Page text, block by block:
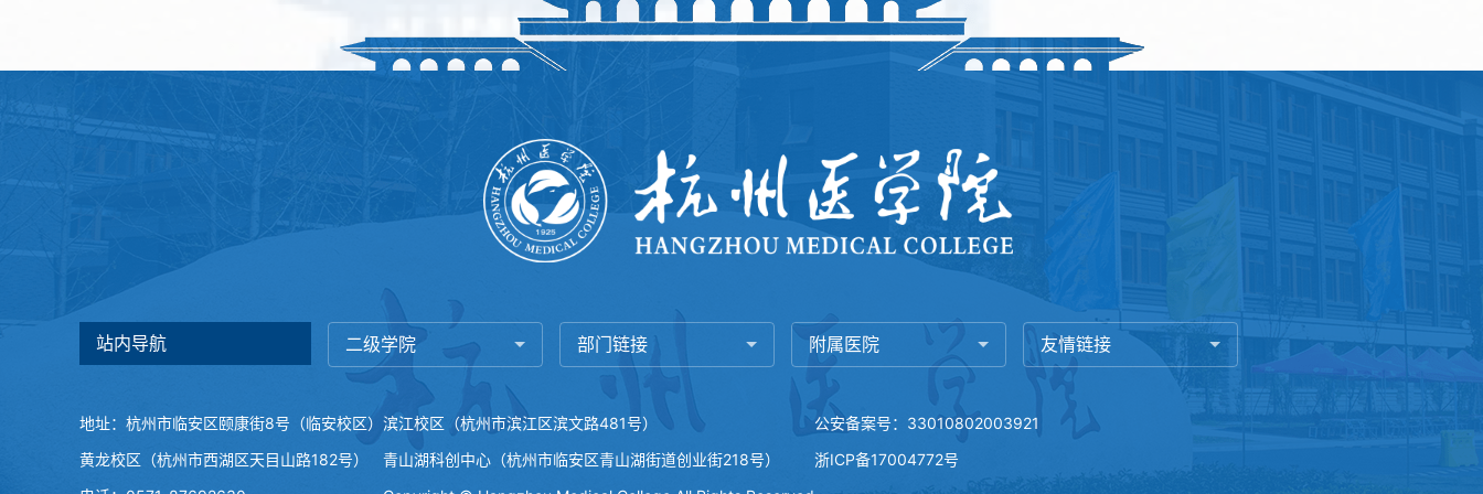
站内导航 二级学院 部门链接 附属医院 友情链接
地址：杭州市临安区颐康街8号（临安校区）
黄龙校区（杭州市西湖区天目山路182号）
滨江校区（杭州市滨江区滨文路481号）
青山湖科创中心（杭州市临安区青山湖街道创业街218号）
公安备案号：33010802003921
浙ICP备17004772号